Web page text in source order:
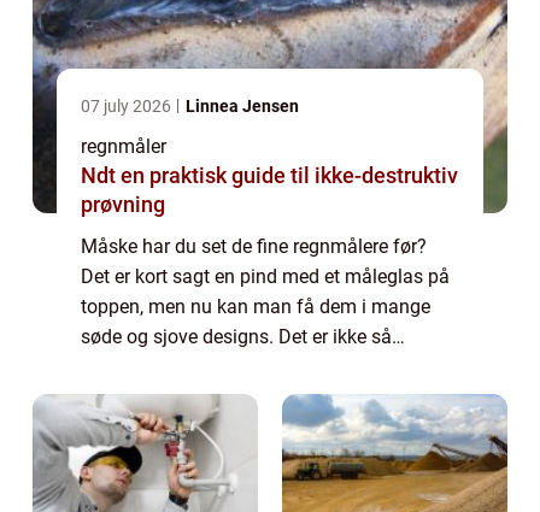
07 july 2026 Linnea Jensen
regnmåler
Ndt en praktisk guide til ikke-destruktiv
prøvning
Måske har du set de fine regnmålere før?
Det er kort sagt en pind med et måleglas på
toppen, men nu kan man få dem i mange
søde og sjove designs. Det er ikke så
måleglas stående midt i haven, men med
alle de fine regn...